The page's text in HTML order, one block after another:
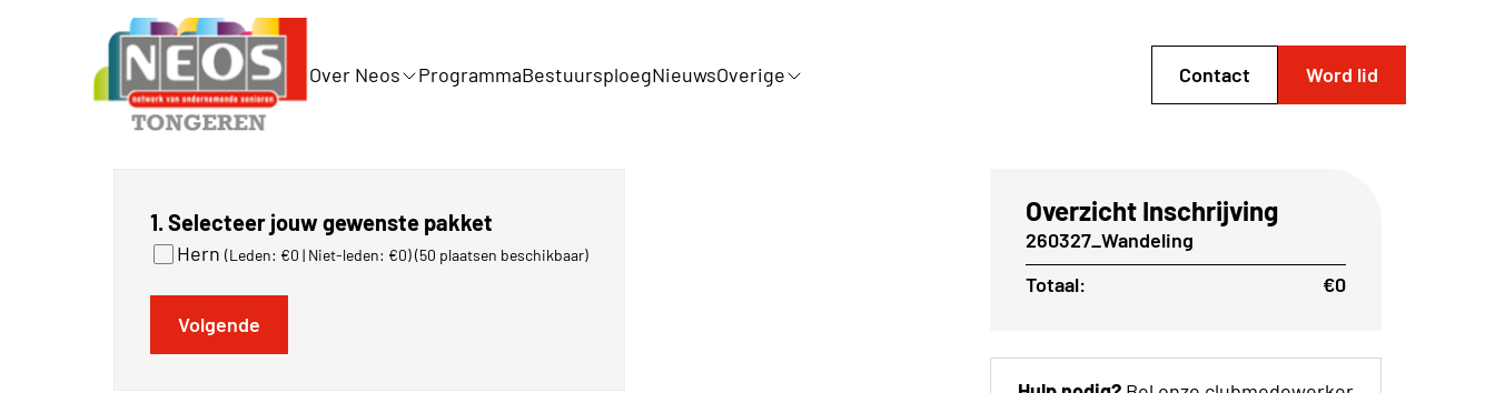
Over Neos ProgrammaBestuursploegNieuwsOverige Contact Word lid
1. Selecteer jouw gewenste pakket
Hern (Leden: €0 | Niet-leden: €0)(50 plaatsen beschikbaar)
Volgende
Overzicht Inschrijving
260327_Wandeling
Totaal:
€0